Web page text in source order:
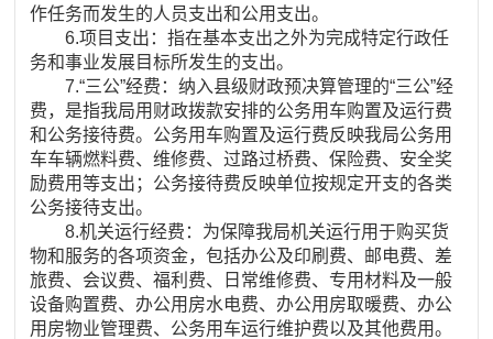
作任务而发生的人员支出和公用支出。
6.项目支出：指在基本支出之外为完成特定行政任
务和事业发展目标所发生的支出。
7.“三公”经费：纳入县级财政预决算管理的“三公”经
费，是指我局用财政拨款安排的公务用车购置及运行费
和公务接待费。公务用车购置及运行费反映我局公务用
车车辆燃料费、维修费、过路过桥费、保险费、安全奖
励费用等支出；公务接待费反映单位按规定开支的各类
公务接待支出。
8.机关运行经费：为保障我局机关运行用于购买货
物和服务的各项资金，包括办公及印刷费、邮电费、差
旅费、会议费、福利费、日常维修费、专用材料及一般
设备购置费、办公用房水电费、办公用房取暖费、办公
用房物业管理费、公务用车运行维护费以及其他费用。